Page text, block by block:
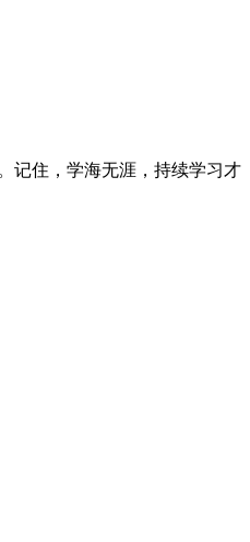
记住，学海无涯，持续学习才